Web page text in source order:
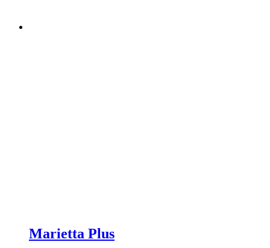
Marietta Plus